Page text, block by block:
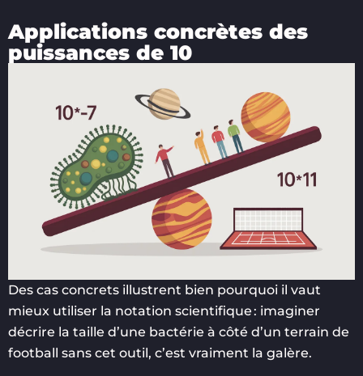
Applications concrètes des
puissances de 10
Des cas concrets illustrent bien pourquoi il vaut
mieux utiliser la notation scientifique : imaginer
décrire la taille d’une bactérie à côté d’un terrain de
football sans cet outil, c’est vraiment la galère.